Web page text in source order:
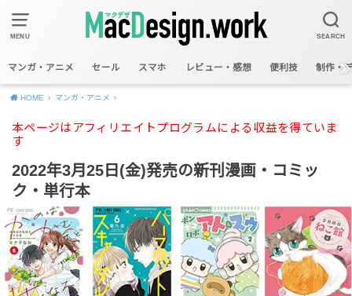
MENU SEARCH
マンガ・アニメ セール スマホ レビュー・感想 便利技 制作・
HOME マンガ・アニメ
本ページはアフィリエイトプログラムによる収益を得ていま
す
2022年3月25日(金)発売の新刊漫画・コミッ
ク・単行本